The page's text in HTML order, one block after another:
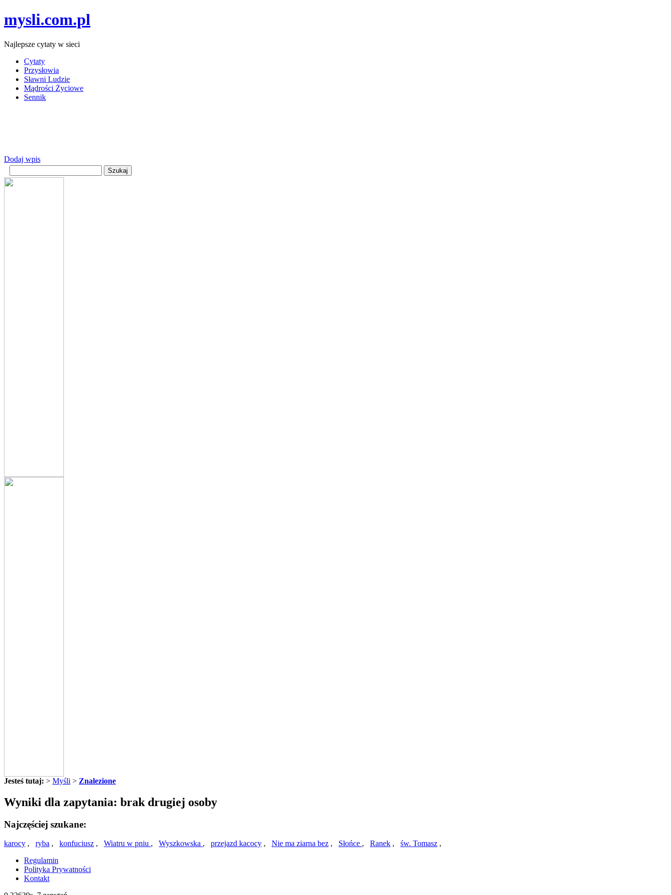
mysli.com.pl
Najlepsze cytaty w sieci
Cytaty
Przysłowia
Sławni Ludzie
Mądrości Życiowe
Sennik
Dodaj wpis
Jesteś tutaj: > Myśli > Znalezione
Wyniki dla zapytania: brak drugiej osoby
Najczęściej szukane:
karocy , ryba , konfuciusz , Wiatru w pniu , Wyszkowska , przejazd kacocy , Nie ma ziarna bez , Słońce , Ranek , św. Tomasz ,
Regulamin
Polityka Prywatności
Kontakt